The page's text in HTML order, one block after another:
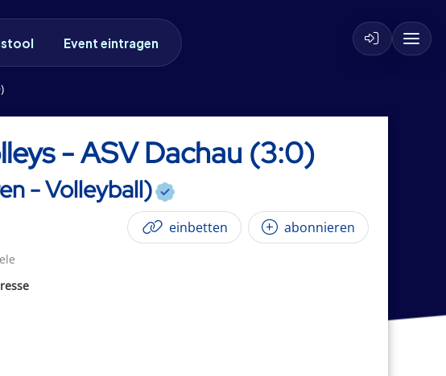
Event eintragen
- ASV Dachau (3:0)
- Volleyball)
einbetten abonnieren